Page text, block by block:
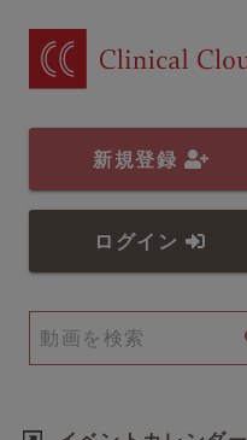
新規登録
ログイン